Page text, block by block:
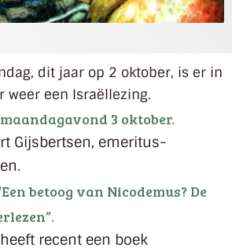
dit jaar op 2 oktober, is er in
weer een Israëllezing.
3 oktober.
Gijsbertsen, emeritus-
betoog van Nicodemus? De
recent een boek